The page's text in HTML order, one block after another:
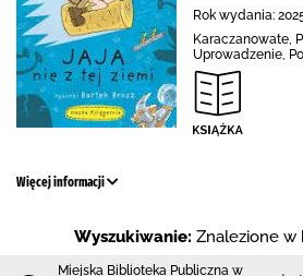
Rok wydania:
Karaczanowate,
Uprowadzenie,
Więcej informacji
Wyszukiwanie: Znalezione w
Miejska Biblioteka Publiczna w